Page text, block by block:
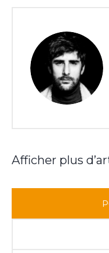
Afficher plus